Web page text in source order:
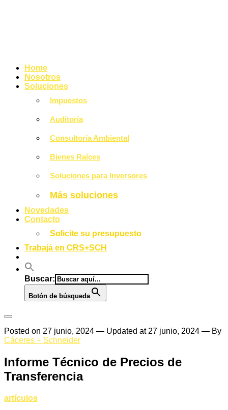
Home
Nosotros
Soluciones
Impuestos
Auditoría
Consultoría Ambiental
Bienes Raíces
Soluciones para Inversores
Más soluciones
Novedades
Contacto
Solicite su presupuesto
Trabajá en CRS+SCH
Buscar:
Botón de búsqueda
Posted on 27 junio, 2024 — Updated at 27 junio, 2024 — By
Cáceres + Schneider
Informe Técnico de Precios de
Transferencia
artículos